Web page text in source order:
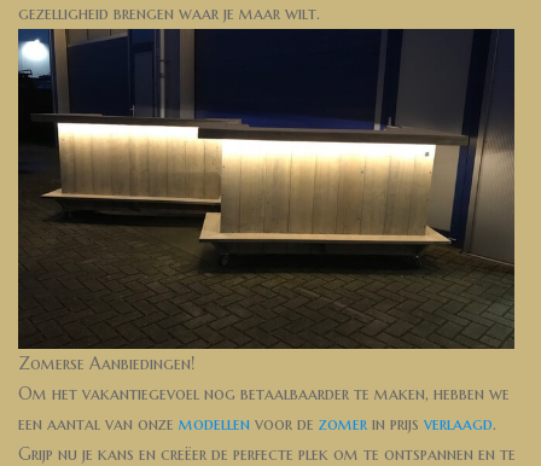
gezelligheid brengen waar je maar wilt.
Zomerse Aanbiedingen!
Om het vakantiegevoel nog betaalbaarder te maken, hebben we
een aantal van onze modellen voor de zomer in prijs verlaagd.
Grijp nu je kans en creëer de perfecte plek om te ontspannen en te